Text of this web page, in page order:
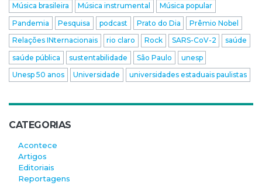
Música brasileira
Música instrumental
Música popular
Pandemia
Pesquisa podcast Prato do Dia
Prêmio Nobel
Relações INternacionais
rio claro Rock SARS-CoV-2
saúde
saúde pública
sustentabilidade São Paulo
unesp
Unesp 50 anos
Universidade universidades estaduais paulistas
CATEGORIAS
Acontece
Artigos
Editoriais
Reportagens